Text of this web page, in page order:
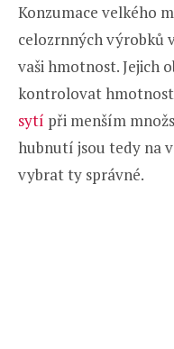
Konzumace velkého
celozrnných výrobků
vaši hmotnost. Jejich
kontrolovat
sytí při menším
hubnutí jsou tedy na
vybrat ty správné.